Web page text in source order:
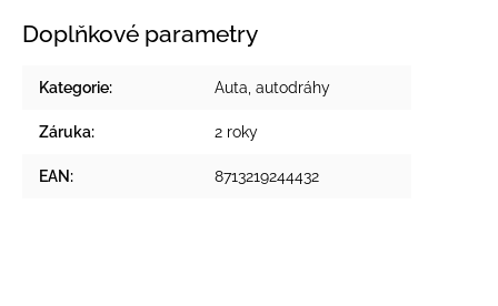
Doplňkové parametry
Kategorie: Auta, autodráhy
Záruka: 2 roky
EAN: 8713219244432